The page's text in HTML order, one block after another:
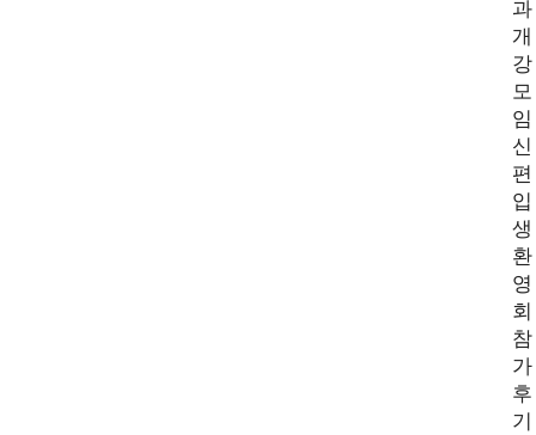
과
개
강
모
임
신
편
입
생
환
영
회
참
가
후
기